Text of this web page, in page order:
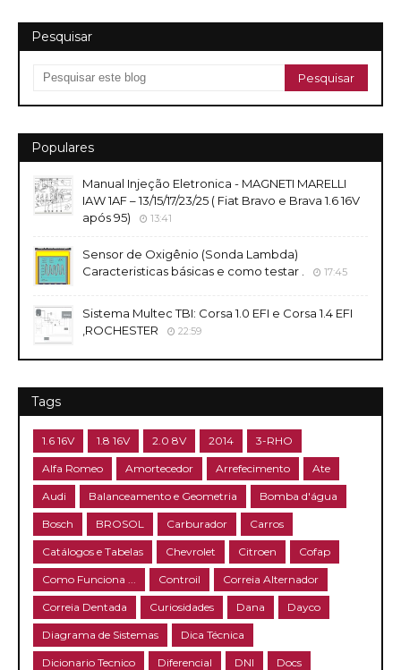
Pesquisar
Populares
Manual Injeção Eletronica - MAGNETI MARELLI
IAW 1AF – 13/15/17/23/25 ( Fiat Bravo e Brava 1.6 16V
após 95)
13:41
Sensor de Oxigênio (Sonda Lambda)
Caracteristicas básicas e como testar .
17:45
Sistema Multec TBI: Corsa 1.0 EFI e Corsa 1.4 EFI
,ROCHESTER
22:59
Tags
1.6 16V 1.8 16V 2.0 8V 2014 3-RHO
Alfa Romeo Amortecedor Arrefecimento Ate
Audi Balanceamento e Geometria Bomba d'água
Bosch BROSOL Carburador Carros
Catálogos e Tabelas Chevrolet Citroen Cofap
Como Funciona ... Controil Correia Alternador
Correia Dentada Curiosidades Dana Dayco
Diagrama de Sistemas Dica Técnica
Dicionario Tecnico Diferencial DNI Docs